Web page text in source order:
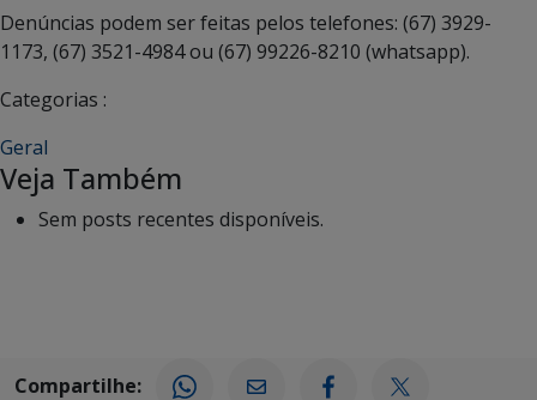
Denúncias podem ser feitas pelos telefones: (67) 3929-
1173, (67) 3521-4984 ou (67) 99226-8210 (whatsapp).
Categorias :
Geral
Veja Também
Sem posts recentes disponíveis.
Compartilhe: